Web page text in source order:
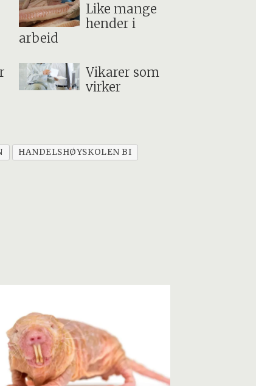
Like mange
hender i
arbeid
Vikarer som
virker
HANDELSHØYSKOLEN BI